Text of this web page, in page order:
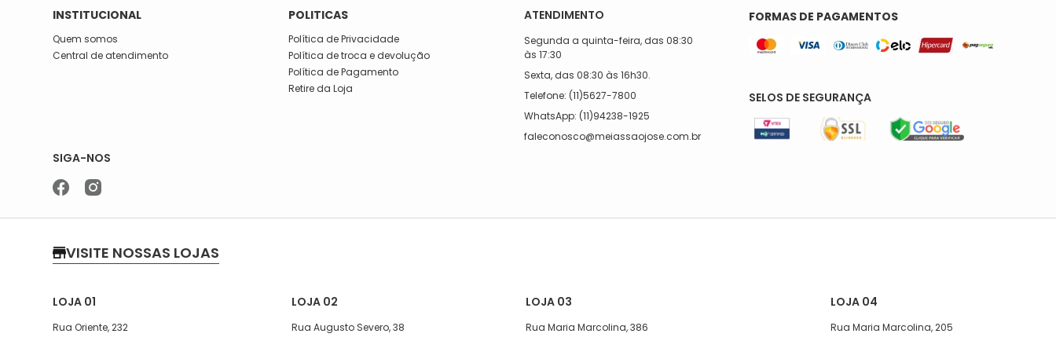
INSTITUCIONAL
Quem somos
Central de atendimento
POLITICAS
Política de Privacidade
Política de troca e devolução
Política de Pagamento
Retire da Loja
ATENDIMENTO
Segunda a quinta-feira, das 08:30
às 17:30
Sexta, das 08:30 às 16h30.
Telefone: (11)5627-7800
WhatsApp: (11)94238-1925
faleconosco@meiassaojose.com.br
SIGA-NOS
FORMAS DE PAGAMENTOS
SELOS DE SEGURANÇA
VISITE NOSSAS LOJAS
LOJA 01
Rua Oriente, 232
LOJA 02
Rua Augusto Severo, 38
LOJA 03
Rua Maria Marcolina, 386
LOJA 04
Rua Maria Marcolina, 205